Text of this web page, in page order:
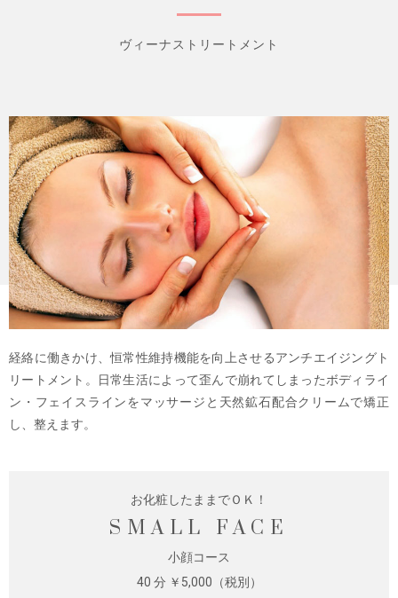
ヴィーナストリートメント
経絡に働きかけ、恒常性維持機能を向上させるアンチエイジングト
リートメント。日常生活によって歪んで崩れてしまったボディライ
ン・フェイスラインをマッサージと天然鉱石配合クリームで矯正
し、整えます。
お化粧したままでＯＫ！
SMALL FACE
小顔コース
40 分 ￥5,000（税別）